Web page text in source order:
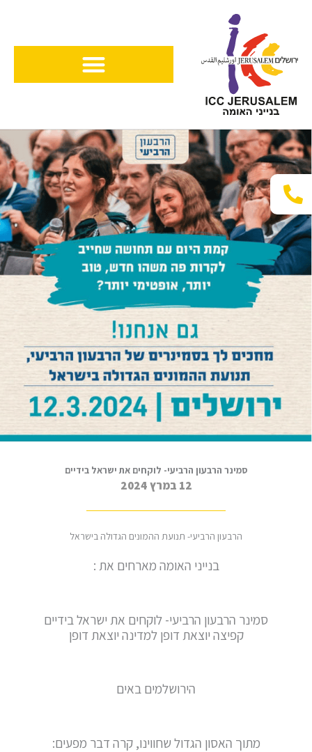
סמינר הרבעון הרביעי- לוקחים את ישראל בידיים
12 במרץ 2024
הרבעון הרביעי- תנועת ההמונים הגדולה בישראל
בנייני האומה מארחים את :
סמינר הרבעון הרביעי- לוקחים את ישראל בידיים
קפיצה יוצאת דופן למדינה יוצאת דופן
הירושלמים באים
מתוך האסון הגדול שחווינו, קרה דבר מפעים: